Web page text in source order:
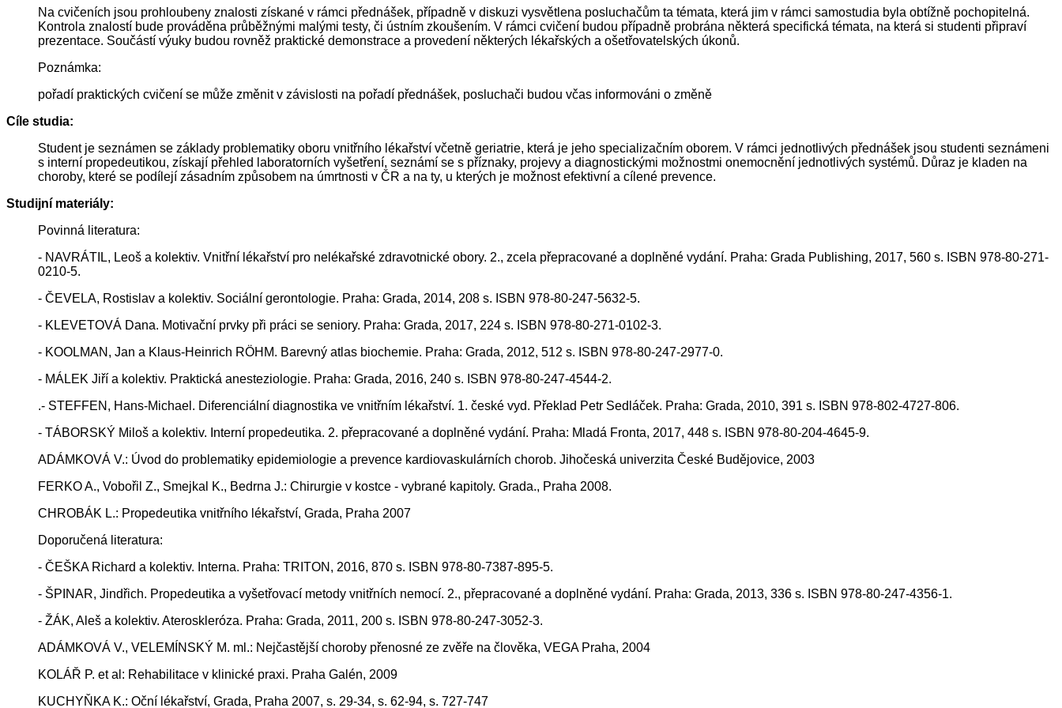
Na cvičeních jsou prohloubeny znalosti získané v rámci přednášek, případně v diskuzi vysvětlena posluchačům ta témata, která jim v rámci samostudia byla obtížně pochopitelná.
Kontrola znalostí bude prováděna průběžnými malými testy, či ústním zkoušením. V rámci cvičení budou případně probrána některá specifická témata, na která si studenti připraví
prezentace. Součástí výuky budou rovněž praktické demonstrace a provedení některých lékařských a ošetřovatelských úkonů.
Poznámka:
pořadí praktických cvičení se může změnit v závislosti na pořadí přednášek, posluchači budou včas informováni o změně
Cíle studia:
Student je seznámen se základy problematiky oboru vnitřního lékařství včetně geriatrie, která je jeho specializačním oborem. V rámci jednotlivých přednášek jsou studenti seznámeni
s interní propedeutikou, získají přehled laboratorních vyšetření, seznámí se s příznaky, projevy a diagnostickými možnostmi onemocnění jednotlivých systémů. Důraz je kladen na
choroby, které se podílejí zásadním způsobem na úmrtnosti v ČR a na ty, u kterých je možnost efektivní a cílené prevence.
Studijní materiály:
Povinná literatura:
- NAVRÁTIL, Leoš a kolektiv. Vnitřní lékařství pro nelékařské zdravotnické obory. 2., zcela přepracované a doplněné vydání. Praha: Grada Publishing, 2017, 560 s. ISBN 978-80-271-
0210-5.
- ČEVELA, Rostislav a kolektiv. Sociální gerontologie. Praha: Grada, 2014, 208 s. ISBN 978-80-247-5632-5.
- KLEVETOVÁ Dana. Motivační prvky při práci se seniory. Praha: Grada, 2017, 224 s. ISBN 978-80-271-0102-3.
- KOOLMAN, Jan a Klaus-Heinrich RÖHM. Barevný atlas biochemie. Praha: Grada, 2012, 512 s. ISBN 978-80-247-2977-0.
- MÁLEK Jiří a kolektiv. Praktická anesteziologie. Praha: Grada, 2016, 240 s. ISBN 978-80-247-4544-2.
.- STEFFEN, Hans-Michael. Diferenciální diagnostika ve vnitřním lékařství. 1. české vyd. Překlad Petr Sedláček. Praha: Grada, 2010, 391 s. ISBN 978-802-4727-806.
- TÁBORSKÝ Miloš a kolektiv. Interní propedeutika. 2. přepracované a doplněné vydání. Praha: Mladá Fronta, 2017, 448 s. ISBN 978-80-204-4645-9.
ADÁMKOVÁ V.: Úvod do problematiky epidemiologie a prevence kardiovaskulárních chorob. Jihočeská univerzita České Budějovice, 2003
FERKO A., Vobořil Z., Smejkal K., Bedrna J.: Chirurgie v kostce - vybrané kapitoly. Grada., Praha 2008.
CHROBÁK L.: Propedeutika vnitřního lékařství, Grada, Praha 2007
Doporučená literatura:
- ČEŠKA Richard a kolektiv. Interna. Praha: TRITON, 2016, 870 s. ISBN 978-80-7387-895-5.
- ŠPINAR, Jindřich. Propedeutika a vyšetřovací metody vnitřních nemocí. 2., přepracované a doplněné vydání. Praha: Grada, 2013, 336 s. ISBN 978-80-247-4356-1.
- ŽÁK, Aleš a kolektiv. Ateroskleróza. Praha: Grada, 2011, 200 s. ISBN 978-80-247-3052-3.
ADÁMKOVÁ V., VELEMÍNSKÝ M. ml.: Nejčastější choroby přenosné ze zvěře na člověka, VEGA Praha, 2004
KOLÁŘ P. et al: Rehabilitace v klinické praxi. Praha Galén, 2009
KUCHYŇKA K.: Oční lékařství, Grada, Praha 2007, s. 29-34, s. 62-94, s. 727-747